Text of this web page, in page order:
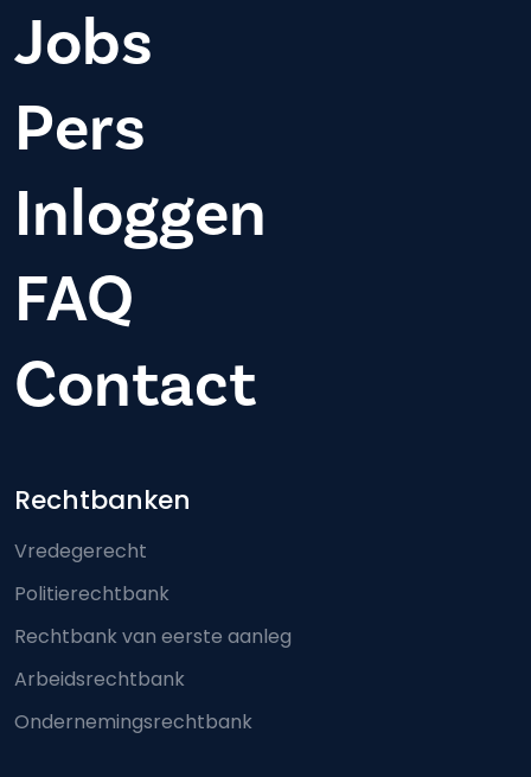
Jobs
Pers
Inloggen
FAQ
Contact
Footer-menu
Rechtbanken
Vredegerecht
Politierechtbank
Rechtbank van eerste aanleg
Arbeidsrechtbank
Ondernemingsrechtbank